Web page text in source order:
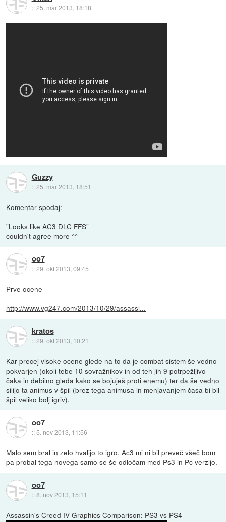
::25. mar 2013, 18:18
Guzzy
::25. mar 2013, 18:51
Komentar spodaj:
"Looks like AC3 DLC FFS"
couldn't agree more ^^
oo7
::29. okt 2013, 09:45
Prve ocene
http://www.vg247.com/2013/10/29/assassi...
kratos
::29. okt 2013, 10:21
Kar precej visoke ocene glede na to da je combat sistem še vedno
pokvarjen (okoli tebe 10 sovražnikov in od teh jih 9 potrpežljivo
čaka in debilno gleda kako se bojuješ proti enemu) ter da še vedno
silijo ta animus v špil (brez tega animusa in menjavanjem časa bi bil
špil veliko bolj igriv).
oo7
::5. nov 2013, 11:56
Malo sem bral in zelo hvalijo to igro. Ac3 mi ni bil preveč všeč bom
pa probal tega novega samo se še odločam med Ps3 in Pc verzijo.
oo7
::8. nov 2013, 15:11
Assassin's Creed IV Graphics Comparison: PS3 vs PS4